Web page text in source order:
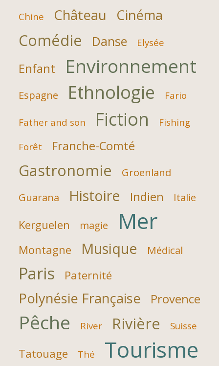
Chine Château Cinéma
Comédie Danse Elysée
Enfant Environnement
Espagne Ethnologie Fario
Father and son Fiction
Fishing
Forêt
Franche-Comté
Gastronomie
Groenland
Guarana
Histoire Indien Italie
Kerguelen magie Mer
Montagne Musique Médical
Paris Paternité
Polynésie Française Provence
Pêche River Rivière Suisse
Tatouage Thé Tourisme